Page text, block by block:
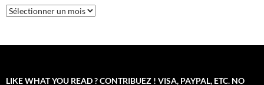
Archives
LIKE WHAT YOU READ ? CONTRIBUEZ ! VISA, PAYPAL, ETC. NO